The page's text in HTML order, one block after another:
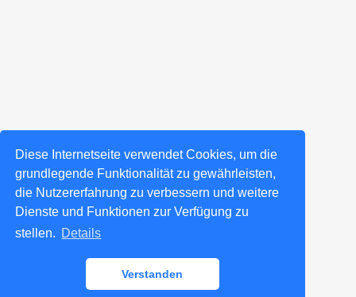
Diese Internetseite verwendet Cookies, um die
grundlegende Funktionalität zu gewährleisten,
die Nutzererfahrung zu verbessern und weitere
Dienste und Funktionen zur Verfügung zu
stellen. Details
Verstanden